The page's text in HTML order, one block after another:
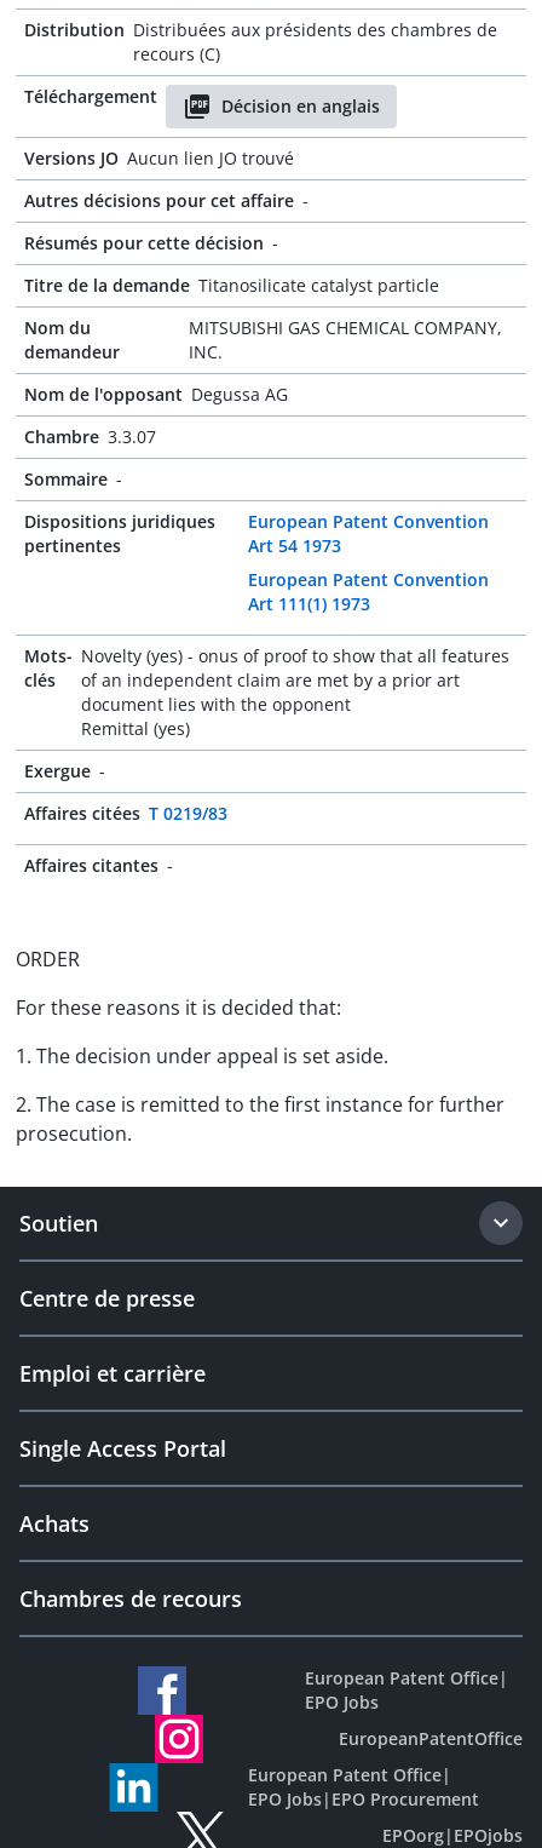
Distribution Distribuées aux présidents des chambres de
recours (C)
Téléchargement
Décision en anglais
Versions JO Aucun lien JO trouvé
Autres décisions pour cet affaire -
Résumés pour cette décision -
Titre de la demande Titanosilicate catalyst particle
Nom du
demandeur
MITSUBISHI GAS CHEMICAL COMPANY,
INC.
Nom de l'opposant Degussa AG
Chambre 3.3.07
Sommaire -
Dispositions juridiques
pertinentes
European Patent Convention
Art 54 1973
European Patent Convention
Art 111(1) 1973
Mots-
clés
Novelty (yes) - onus of proof to show that all features
of an independent claim are met by a prior art
document lies with the opponent
Remittal (yes)
Exergue -
Affaires citées T 0219/83
Affaires citantes -
ORDER
For these reasons it is decided that:
1. The decision under appeal is set aside.
2. The case is remitted to the first instance for further
prosecution.
Soutien
Centre de presse
Emploi et carrière
Single Access Portal
Achats
Chambres de recours
European Patent Office|
EPO Jobs
EuropeanPatentOffice
European Patent Office|
EPO Jobs| EPO Procurement
EPOorg| EPOjobs